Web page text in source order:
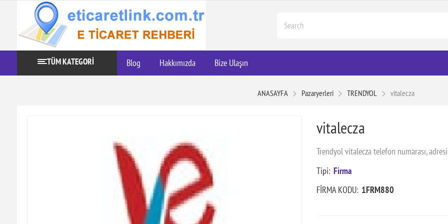
TÜM KATEGORİ Blog Hakkımızda Bize Ulaşın
ANASAYFA Pazaryerleri TRENDYOL vitalecza
vitalecza
Trendyol vitalecza telefon numarası, adresi
Tipi: Firma
FİRMA KODU: 1FRM880